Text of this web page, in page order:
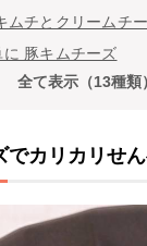
ムチとクリームチ
豚キムチーズ
全て表示（13種類
でカリカリせ